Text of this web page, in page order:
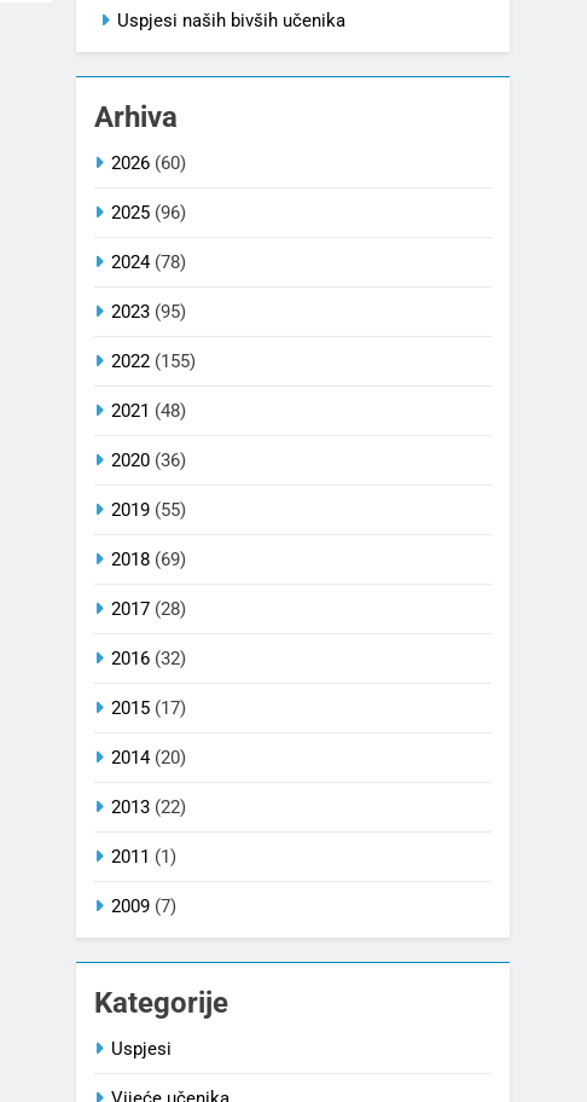
Uspjesi naših bivših učenika
Arhiva
2026 (60)
2025 (96)
2024(78)
2023 (95)
2022 (155)
2021 (48)
2020 (36)
2019 (55)
2018 (69)
2017 (28)
2016 (32)
2015 (17)
2014(20)
2013 (22)
2011 (1)
2009 (7)
Kategorije
Uspjesi